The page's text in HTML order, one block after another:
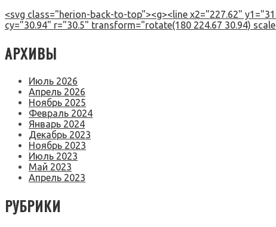
<svg class="herion-back-to-top"><g><line x2="227.62"
cy="30.94" r="30.5" transform="rotate(180 224.67 30.94)
АРХИВЫ
Июль 2026
Апрель 2026
Ноябрь 2025
Февраль 2024
Январь 2024
Декабрь 2023
Ноябрь 2023
Июль 2023
Май 2023
Апрель 2023
РУБРИКИ